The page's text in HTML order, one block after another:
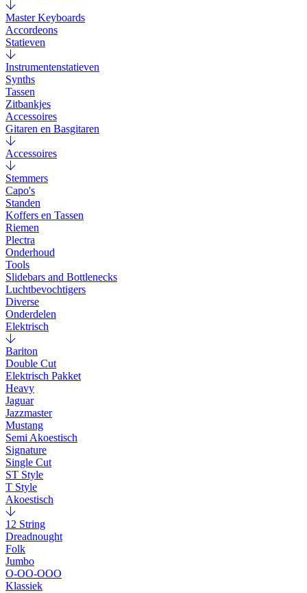
Master Keyboards
Accordeons
Statieven
Instrumentenstatieven
Synths
Tassen
Zitbankjes
Accessoires
Gitaren en Basgitaren
Accessoires
Stemmers
Capo's
Standen
Koffers en Tassen
Riemen
Plectra
Onderhoud
Tools
Slidebars and Bottlenecks
Luchtbevochtigers
Diverse
Onderdelen
Elektrisch
Bariton
Double Cut
Elektrisch Pakket
Heavy
Jaguar
Jazzmaster
Mustang
Semi Akoestisch
Signature
Single Cut
ST Style
T Style
Akoestisch
12 String
Dreadnought
Folk
Jumbo
O-OO-OOO
Klassiek